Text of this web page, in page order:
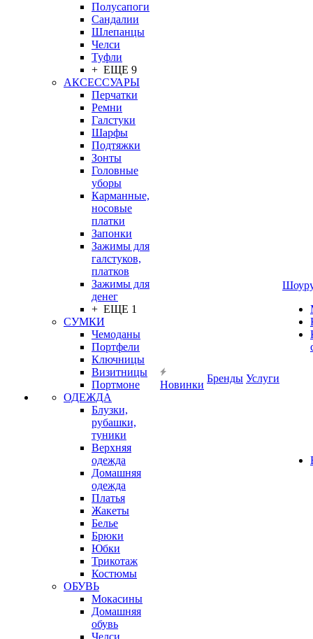
Полусапоги
Сандалии
Шлепанцы
Челси
Туфли
+ ЕЩЕ 9
АКСЕССУАРЫ
Перчатки
Ремни
Галстуки
Шарфы
Подтяжки
Зонты
Головные
уборы
Карманные,
носовые
платки
Запонки
Зажимы для
галстуков,
платков
Зажимы для
денег
+ ЕЩЕ 1
СУМКИ
Чемоданы
Портфели
Ключницы
Визитницы
Портмоне
ОДЕЖДА
Блузки,
рубашки,
туники
Верхняя
одежда
Домашняя
одежда
Платья
Жакеты
Белье
Брюки
Юбки
Трикотаж
Костюмы
ОБУВЬ
Мокасины
Домашняя
обувь
Челси
Новинки
Бренды Услуги